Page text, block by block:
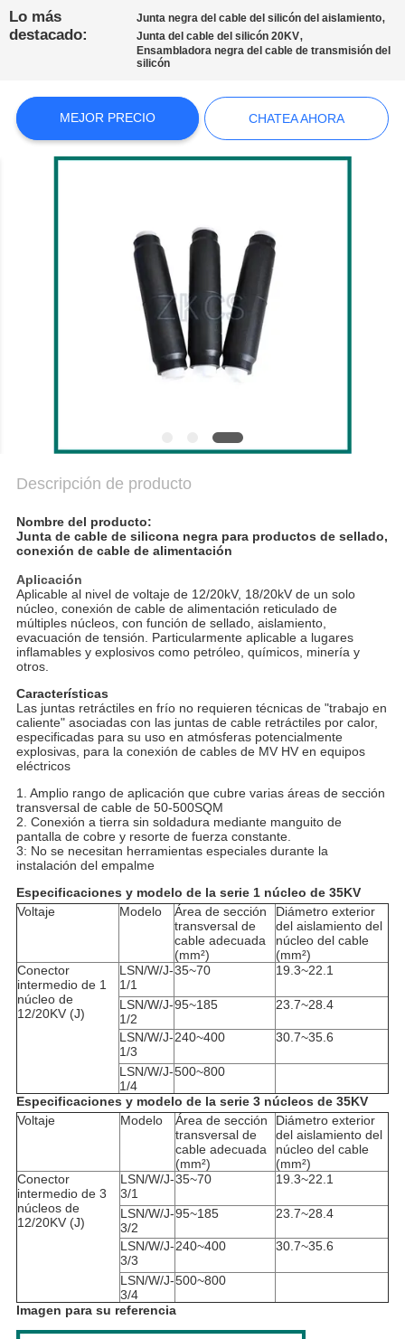
NOTICIAS
DE
TRABAJO
PRIVACIDAD
Lo más
destacado:
Junta negra del cable del silicón del aislamiento,
Junta del cable del silicón 20KV,
Ensambladora negra del cable de transmisión del
silicón
MEJOR PRECIO CHATEA AHORA
Descripción de producto
Nombre del producto:
Junta de cable de silicona negra para productos de sellado,
conexión de cable de alimentación
Aplicación
Aplicable al nivel de voltaje de 12/20kV, 18/20kV de un solo
núcleo, conexión de cable de alimentación reticulado de
múltiples núcleos, con función de sellado, aislamiento,
evacuación de tensión. Particularmente aplicable a lugares
inflamables y explosivos como petróleo, químicos, minería y
otros.
Características
Las juntas retráctiles en frío no requieren técnicas de "trabajo en
caliente" asociadas con las juntas de cable retráctiles por calor,
especificadas para su uso en atmósferas potencialmente
explosivas, para la conexión de cables de MV HV en equipos
eléctricos
1. Amplio rango de aplicación que cubre varias áreas de sección
transversal de cable de 50-500SQM
2. Conexión a tierra sin soldadura mediante manguito de
pantalla de cobre y resorte de fuerza constante.
3: No se necesitan herramientas especiales durante la
instalación del empalme
Especificaciones y modelo de la serie 1 núcleo de 35KV
Voltaje
Modelo
Área de sección
transversal de
cable adecuada
(mm²)
Diámetro exterior
del aislamiento del
núcleo del cable
(mm²)
Conector
intermedio de 1
núcleo de
12/20KV (J)
LSN/W/J-
1/1
35~70 19.3~22.1
LSN/W/J-
1/2
95~185 23.7~28.4
LSN/W/J-
1/3
240~400 30.7~35.6
LSN/W/J-
1/4
500~800
Especificaciones y modelo de la serie 3 núcleos de 35KV
Voltaje
Modelo
Área de sección
transversal de
cable adecuada
(mm²)
Diámetro exterior
del aislamiento del
núcleo del cable
(mm²)
Conector
intermedio de 3
núcleos de
12/20KV (J)
LSN/W/J-
3/1
35~70 19.3~22.1
LSN/W/J-
3/2
95~185 23.7~28.4
LSN/W/J-
3/3
240~400 30.7~35.6
LSN/W/J-
3/4
500~800
Imagen para su referencia